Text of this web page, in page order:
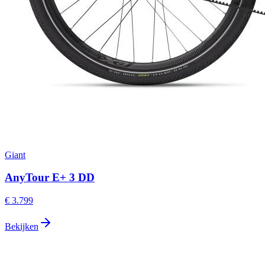
Giant
AnyTour E+ 3 DD
€ 3.799
Bekijken